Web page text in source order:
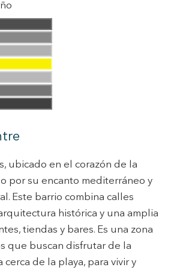
ubicado en el corazón de la
por su encanto mediterráneo y
Este barrio combina calles
histórica y una amplia
tiendas y bares. Es una zona
que buscan disfrutar de la
de la playa, para vivir y